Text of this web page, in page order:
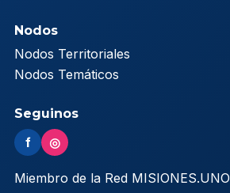
Nodos
Nodos Territoriales
Nodos Temáticos
Seguinos
f ◎
Miembro de la Red MISIONES.UNO